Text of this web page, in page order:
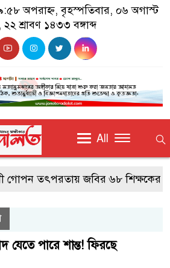
অপরাহ্ন, বৃহস্পতিবার, ০৬ অগাস্ট
শ্রাবণ ১৪৩৩ বঙ্গাব্দ
All
গোপন তৎপরতায় জবির ৬৮ শিক্ষকের
যেতে পারে শান্ত! ফিরছে